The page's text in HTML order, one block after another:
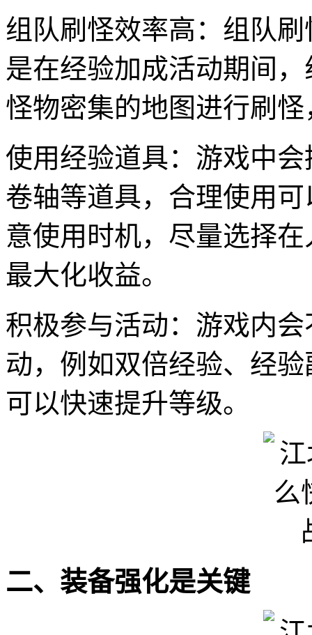
组队刷怪效率高：组队
是在经验加成活动期间
怪物密集的地图进行刷
使用经验道具：游戏中
卷轴等道具，合理使用
意使用时机，尽量选择
最大化收益。
积极参与活动：游戏内
动，例如双倍经验、经
可以快速提升等级。
二、装备强化是关键